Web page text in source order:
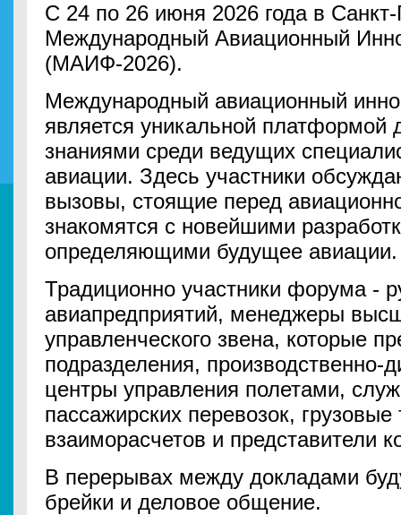
С 24 по 26 июня 2026 года в Санкт-
Международный Авиационный
(МАИФ-2026).
Международный авиационный
является уникальной
знаниями среди ведущих
авиации. Здесь участники
вызовы, стоящие перед
знакомятся с новейшими
определяющими будущее авиации.
Традиционно участники форума -
авиапредприятий, менеджеры
управленческого звена, которые
подразделения, производственно-
центры управления полетами,
пассажирских перевозок,
взаиморасчетов и представители
В перерывах между докладами
брейки и деловое общение.